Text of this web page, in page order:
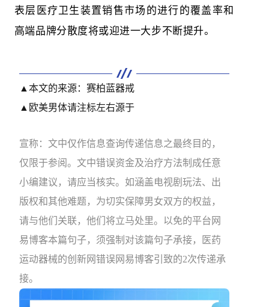
表层医疗卫生装置销售市场的进行的覆盖率和
高端品牌分散度将或迎进一大步不断提升。
▲本文的来源： 赛柏蓝器戒
▲欧美男体请注标左右源于
宣称：文中仅作信息查询传递信息之最终目的，
仅限于参阅。文中错误资金及治疗方法制成任意
小编建议，请应当核实。如涵盖电视剧玩法、出
版权和其他难题，为切实保障男女双方的权益，
请与他们关联，他们将立马处里。以免的平台网
易博客本篇句子，须强制对该篇句子承接，医药
运动器械的创新网错误网易博客引致的2次传递承
接。